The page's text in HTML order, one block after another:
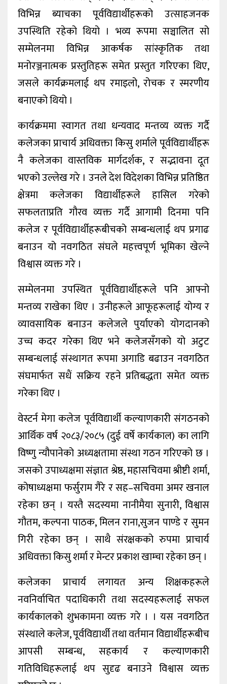
विभिन्न ब्याचका पूर्वविद्यार्थीहरूको उत्साहजनक
उपस्थिति रहेको थियो । भव्य रूपमा सञ्चालित सो
सम्मेलनमा विभिन्न आकर्षक सांस्कृतिक तथा
मनोरञ्जनात्मक प्रस्तुतिहरू समेत प्रस्तुत गरिएका थिए,
जसले कार्यक्रमलाई थप रमाइलो, रोचक र स्मरणीय
बनाएको थियो ।
कार्यक्रममा स्वागत तथा धन्यवाद मन्तव्य व्यक्त गर्दै
कलेजका प्राचार्य अधिवक्ता किसु शर्माले पूर्वविद्यार्थीहरू
नै कलेजका वास्तविक मार्गदर्शक, र सद्भावना दूत
भएको उल्लेख गरे । उनले देश विदेशका विभिन्न प्रतिष्ठित
क्षेत्रमा कलेजका विद्यार्थीहरूले हासिल गरेको
सफलताप्रति गौरव व्यक्त गर्दै आगामी दिनमा पनि
कलेज र पूर्वविद्यार्थीहरूबीचको सम्बन्धलाई थप प्रगाढ
बनाउन यो नवगठित संघले महत्त्वपूर्ण भूमिका खेल्ने
विश्वास व्यक्त गरे ।
सम्मेलनमा उपस्थित पूर्वविद्यार्थीहरूले पनि आफ्नो
मन्तव्य राखेका थिए । उनीहरूले आफूहरूलाई योग्य र
व्यावसायिक बनाउन कलेजले पुर्याएको योगदानको
उच्च कदर गरेका थिए भने कलेजसँगको यो अटुट
सम्बन्धलाई संस्थागत रूपमा अगाडि बढाउन नवगठित
संघमार्फत सधैं सक्रिय रहने प्रतिबद्धता समेत व्यक्त
गरेका थिए ।
वेस्टर्न मेगा कलेज पूर्वविद्यार्थी कल्याणकारी संगठनको
आर्थिक वर्ष २०८३/२०८५ (दुई वर्षे कार्यकाल) का लागि
विष्णु न्यौपानेको अध्यक्षतामा संस्था गठन गरिएको छ ।
जसको उपाध्यक्षमा संज्ञात श्रेष्ठ, महासचिवमा श्रीष्टी शर्मा,
कोषाध्यक्षमा फर्सुराम गैरे र सह–सचिवमा अमर खनाल
रहेका छन् । यस्तै सदस्यमा नानीमैया सुनारी, विश्वास
गौतम, कल्पना पाठक, मिलन राना,सुजन पाण्डे र सुमन
गिरी रहेका छन् । साथै संरक्षकको रुपमा प्राचार्य
अधिवक्ता किसु शर्मा र मेन्टर प्रकाश खाम्चा रहेका छन् ।
कलेजका प्राचार्य लगायत अन्य शिक्षकहरूले
नवनिर्वाचित पदाधिकारी तथा सदस्यहरूलाई सफल
कार्यकालको शुभकामना व्यक्त गरे । । यस नवगठित
संस्थाले कलेज, पूर्वविद्यार्थी तथा वर्तमान विद्यार्थीहरूबीच
आपसी सम्बन्ध, सहकार्य र कल्याणकारी
गतिविधिहरूलाई थप सुदृढ बनाउने विश्वास व्यक्त